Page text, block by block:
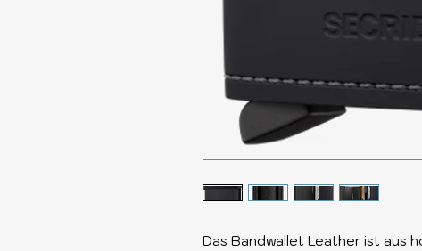
Das Bandwallet Leather ist aus